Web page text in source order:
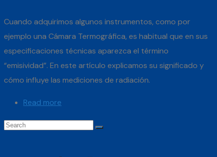
Cuando adquirimos algunos instrumentos, como por
ejemplo una Cámara Termográfica, es habitual que en sus
especificaciones técnicas aparezca el término
“emisividad”. En este artículo explicamos su significado y
cómo influye las mediciones de radiación.
Read more